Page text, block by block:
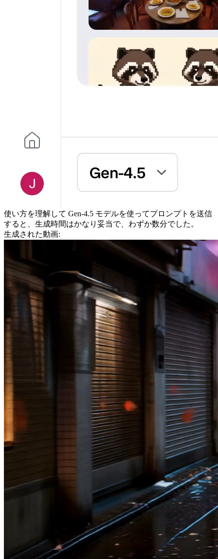
使い方を理解して Gen-4.5 モデルを使ってプロンプトを送信
すると、生成時間はかなり妥当で、わずか数分でした。
生成された動画: